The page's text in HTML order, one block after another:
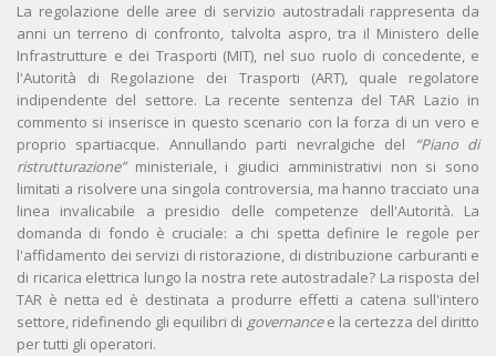
La regolazione delle aree di servizio autostradali rappresenta da
anni un terreno di confronto, talvolta aspro, tra il Ministero delle
Infrastrutture e dei Trasporti (MIT), nel suo ruolo di concedente, e
l'Autorità di Regolazione dei Trasporti (ART), quale regolatore
indipendente del settore. La recente sentenza del TAR Lazio in
commento si inserisce in questo scenario con la forza di un vero e
proprio spartiacque. Annullando parti nevralgiche del
“Piano di
ristrutturazione”ministeriale, i giudici amministrativi non si sono
limitati a risolvere una singola controversia, ma hanno tracciato una
linea invalicabile a presidio delle competenze dell'Autorità. La
domanda di fondo è cruciale: a chi spetta definire le regole per
l'affidamento dei servizi di ristorazione, di distribuzione carburanti e
di ricarica elettrica lungo la nostra rete autostradale? La risposta del
TAR è netta ed è destinata a produrre effetti a catena sull'intero
settore, ridefinendo gli equilibri di governancee la certezza del diritto
per tutti gli operatori.